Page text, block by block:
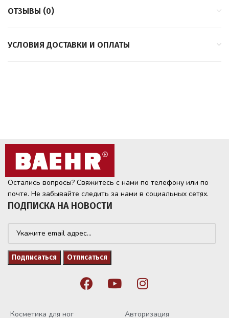
ОТЗЫВЫ (0)
УСЛОВИЯ ДОСТАВКИ И ОПЛАТЫ
Остались вопросы? Свяжитесь с нами по телефону или по
почте. Не забывайте следить за нами в социальных сетях.
ПОДПИСКА НА НОВОСТИ
Косметика для ног Авторизация